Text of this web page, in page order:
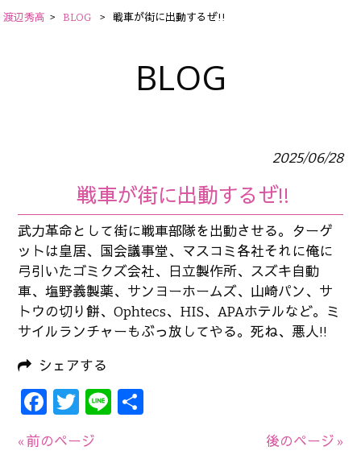
渡辺秀高 > BLOG > 戦車が街に出動するぜ!!
BLOG
2025/06/28
戦車が街に出動するぜ!!
武力革命として街に戦車部隊を出動させる。ターゲ
ットは皇居、国会議事堂、マスコミ各社それに俺に
弓引いたゴミクズ会社、日立製作所、スズキ自動
車、塩野義製薬、サンヨーホームズ、山崎パン、サ
トウの切り餅、Ophtecs、HIS、APAホテルなど。ミ
サイルランチャーもぶっ放してやる。死ね、悪人!!
シェアする
Facebook
Twitter
Line
« 前のページ 後のページ »